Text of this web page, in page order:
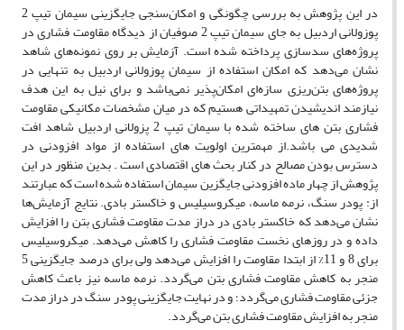
در این پژوهش به بررسی چگونگی و امکان‌سنجی جایگزینی سیمان تیپ 2
پوزولانی اردبیل به جای سیمان تیپ 2 صوفیان از دیدگاه مقاومت فشاری در
پروژه‌های سدسازی پرداخته شده است. آزمایش بر روی نمونه‌های شاهد
نشان می‌دهد که امکان استفاده از سیمان پوزولانی اردبیل به تنهایی در
پروژه‌های بتن‌ریزی سازه‌ای امکان‌پذیر نمی‌باشد و برای نیل به این هدف
نیازمند اندیشیدن تمهیداتی هستیم که در میان مشخصات مکانیکی مقاومت
فشاری بتن های ساخته شده با سیمان تیپ 2 پزولانی اردبیل شاهد افت
شدیدی می باشد.از مهمترین اولویت های استفاده از مواد افزودنی در
دسترس بودن مصالح در کنار بحث های اقتصادی است . بدین منظور در این
پژوهش از چهار ماده افزودنی جایگزین سیمان استفاده شده است که عبارتند
از: پودر سنگ، نرمه ماسه، میکروسیلیس و خاکستر بادی. نتایج آزمایش‌ها
نشان می‌دهد که خاکستر بادی در دراز مدت مقاومت فشاری بتن را افزایش
داده و در روزهای نخست مقاومت فشاری را کاهش می‌دهد. میکروسیلیس
برای 8 و 11% از ابتدا مقاومت را افزایش می‌دهد ولی برای درصد جایگزینی 5
منجر به کاهش مقاومت فشاری بتن می‌گردد. نرمه ماسه نیز باعث کاهش
جزئی مقاومت فشاری می‌گردد؛ و در نهایت جایگزینی پودر سنگ در دراز مدت
منجر به افزایش مقاومت فشاری بتن می‌گردد.